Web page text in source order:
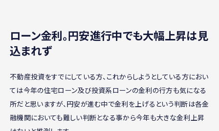
ローン金利。円安進行中でも大幅上昇は見
込まれず
不動産投資をすでにしている方、これからしようとしている方におい
ては今年の住宅ローン及び投資系ローンの金利の行方も気になる
所だと思いますが、円安が進む中で金利を上げるという判断は各金
融機関においても難しい判断となる事から今年も大きな金利上昇